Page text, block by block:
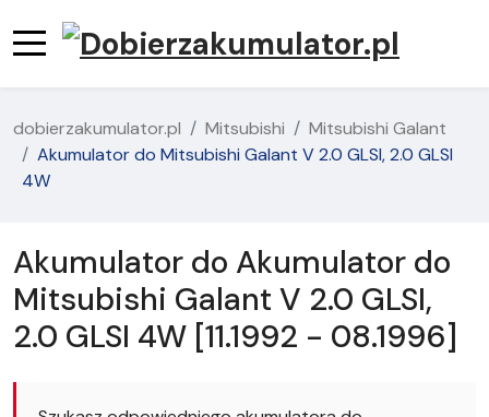
dobierzakumulator.pl Mitsubishi
Mitsubishi Galant
Akumulator do Mitsubishi Galant V 2.0 GLSI, 2.0 GLSI
4W
Akumulator do Akumulator do
Mitsubishi Galant V 2.0 GLSI,
2.0 GLSI 4W [11.1992 - 08.1996]